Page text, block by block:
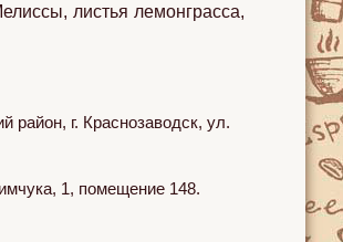
Рецепты с чаем Lipton
листья лемонграсса,
г. Краснозаводск, ул.
1, помещение 148.